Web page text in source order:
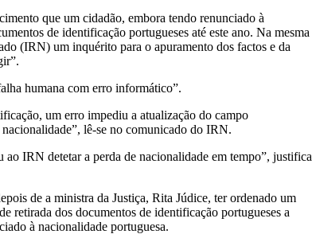
que um cidadão, embora tendo renunciado à
de identificação portugueses até este ano. Na mesma
(IRN) um inquérito para o apuramento dos factos e da
humana com erro informático”.
um erro impediu a atualização do campo
lê-se no comunicado do IRN.
IRN detetar a perda de nacionalidade em tempo”, justifica
de a ministra da Justiça, Rita Júdice, ter ordenado um
retirada dos documentos de identificação portugueses a
à nacionalidade portuguesa.